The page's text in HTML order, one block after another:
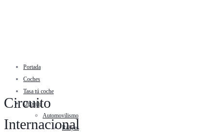
Portada
Coches
Tasa tú coche
Deporte
Automovilismo
Rallyes
Circuito
Internacional